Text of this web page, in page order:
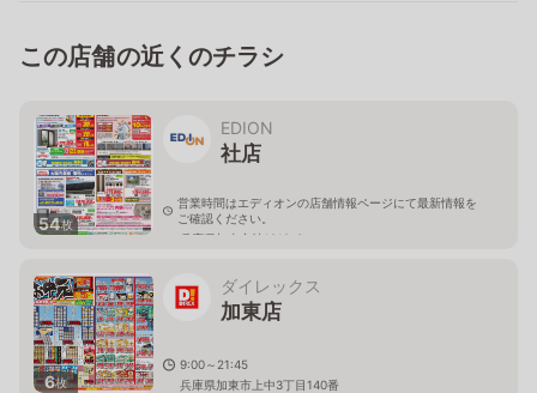
この店舗の近くのチラシ
54枚
EDION
社店
営業時間はエディオンの店舗情報ページにて最新情報を
ご確認ください。
兵庫県加東市社1212-2
6枚
ダイレックス
加東店
9:00～21:45
兵庫県加東市上中3丁目140番